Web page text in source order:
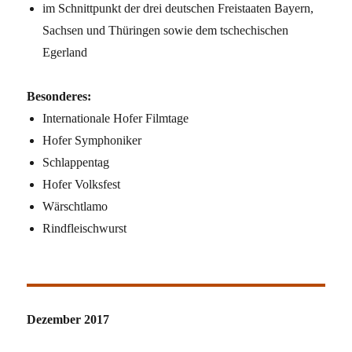
im Schnittpunkt der drei deutschen Freistaaten Bayern,
Sachsen und Thüringen sowie dem tschechischen
Egerland
Besonderes:
Internationale Hofer Filmtage
Hofer Symphoniker
Schlappentag
Hofer Volksfest
Wärschtlamo
Rindfleischwurst
Dezember 2017